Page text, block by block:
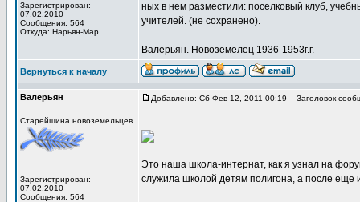
Зарегистрирован:
07.02.2010
Сообщения: 564
Откуда: Нарьян-Мар
ных в нем разместили: поселковый клуб,
учителей. (не сохранено).
Валерьян. Новоземелец 1936-1953г.г.
Вернуться к началу
Валерьян
Старейшина новоземельцев
Зарегистрирован:
07.02.2010
Сообщения: 564
Добавлено: Сб Фев 12, 2011 00:19 Заголовок
Это наша школа-интернат, как я узнал на
служила школой детям полигона, а после еще